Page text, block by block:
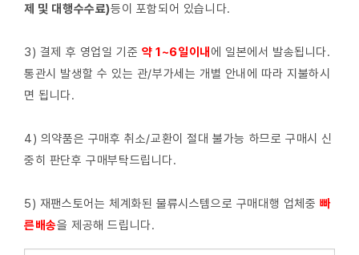
제 및 대행수수료)등이 포함되어 있습니다.
3) 결제 후 영업일 기준 약 1~6일이내 에 일본에서 발송됩니다.
통관시 발생할 수 있는 관/부가세는 개별 안내에 따라 지불하시
면 됩니다.
4) 의약품은 구매후 취소/교환이 절대 불가능 하므로 구매시 신
중히 판단후 구매부탁드립니다.
5) 재팬스토어는 체계화된 물류시스템으로 구매대행 업체중빠
른배송을 제공해 드립니다.